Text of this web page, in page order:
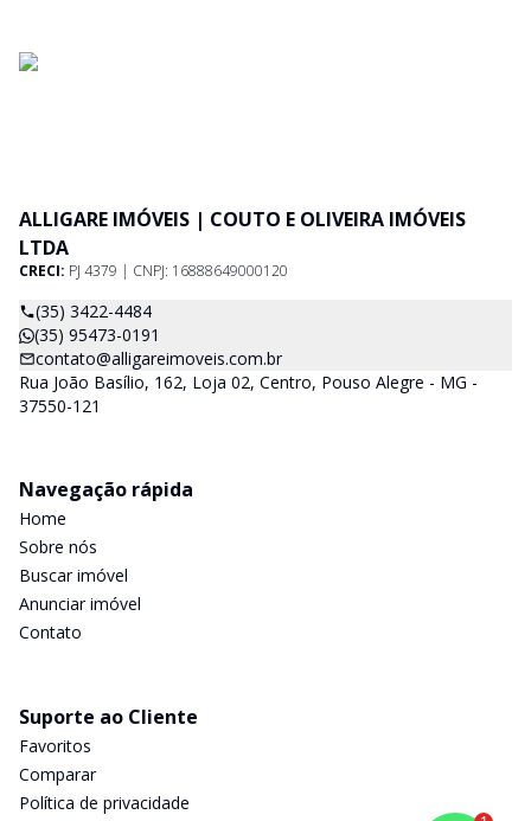
ALLIGARE IMÓVEIS | COUTO E OLIVEIRA IMÓVEIS
LTDA
CRECI: PJ 4379 | CNPJ: 16888649000120
(35) 3422-4484
(35) 95473-0191
contato@alligareimoveis.com.br
Rua João Basílio, 162, Loja 02, Centro, Pouso Alegre - MG -
37550-121
Navegação rápida
Home
Sobre nós
Buscar imóvel
Anunciar imóvel
Contato
Suporte ao Cliente
Favoritos
Comparar
Política de privacidade